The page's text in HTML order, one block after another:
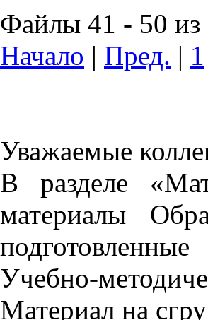
Файлы 41 - 50 из
Начало | Пред. | 1
Уважаемые
В разделе
материалы
Учебно-
Материал на